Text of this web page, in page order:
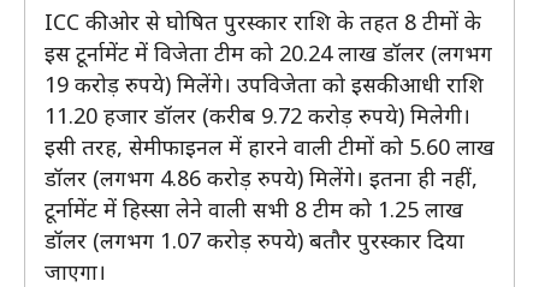
ICC की ओर से घोषित पुरस्कार राशि के तहत 8 टीमों के
इस टूर्नामेंट में विजेता टीम को 20.24 लाख डॉलर (लगभग
19 करोड़ रुपये) मिलेंगे। उपविजेता को इसकी आधी राशि
11.20 हजार डॉलर (करीब 9.72 करोड़ रुपये) मिलेगी।
इसी तरह, सेमीफाइनल में हारने वाली टीमों को 5.60 लाख
डॉलर (लगभग 4.86 करोड़ रुपये) मिलेंगे। इतना ही नहीं,
टूर्नामेंट में हिस्सा लेने वाली सभी 8 टीम को 1.25 लाख
डॉलर (लगभग 1.07 करोड़ रुपये) बतौर पुरस्कार दिया
जाएगा।